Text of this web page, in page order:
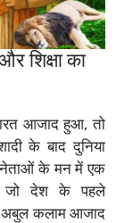
शिक्षा का
आजाद हुआ, तो
के बाद दुनिया
नेताओं के मन में एक
जो देश के पहले
अबुल कलाम आजाद